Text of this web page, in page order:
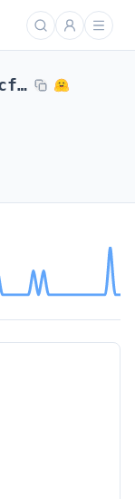
7b_iter2_vec_rlcf_scores_20